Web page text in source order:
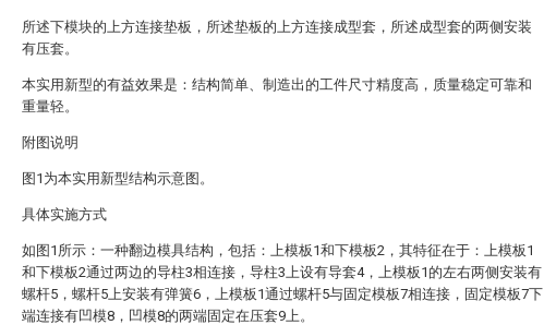
所述下模块的上方连接垫板，所述垫板的上方连接成型套，所述成型套的两侧安装
有压套。
本实用新型的有益效果是：结构简单、制造出的工件尺寸精度高，质量稳定可靠和
重量轻。
附图说明
图1为本实用新型结构示意图。
具体实施方式
如图1所示：一种翻边模具结构，包括：上模板1和下模板2，其特征在于：上模板1
和下模板2通过两边的导柱3相连接，导柱3上设有导套4，上模板1的左右两侧安装有
螺杆5，螺杆5上安装有弹簧6，上模板1通过螺杆5与固定模板7相连接，固定模板7下
端连接有凹模8，凹模8的两端固定在压套9上。